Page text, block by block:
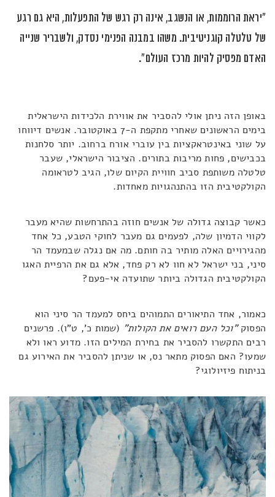
"יראת הרוממות, או הנשגב, אינה רק רגש של התפעלות, היא גם רגע
של טלטלה קוגניטיבית. משהו במבנה הפנימי נסדק, ולשבריר שנייה
האדם מפסיק להיות מרכז העולם".
באופן הזה ניתן אולי להסביר את אווירת הלכידות הישראלית
בימים הראשונים שאחרי מתקפת ה-7 באוקטובר. אנשים דיווחו
על שוני באינטראקציות בין עוברי אורח ברחוב. יותר סלחנות
בכבישים, פחות מריבות בתורים. הציבור הישראלי, שעבר
טלטלה משותפת סביב חוויית הקיום שלו, הגיב לטראומה
הקולקטיבית הזו בהתנהגויות מאחדות.
כאשר קבוצה גדולה של אנשים חוזה בהתרחשות שהיא מעבר
לקווי הדמיון שלה, לפעמים גם מעבר לחוקי הטבע, כל אחד
מהגירויים האלה מותיר בה חותם. מה אם נגלה שבמעמד הר
סיני, בני ישראל לא חוו לא רק פחד, אלא גם את הרפיית האגו
הקולקטיבית הגדולה ביותר שתועדה אי-פעם?
כאמור, אחד התיאורים התמוהים ביחס למעמד הר סיני הוא
הפסוק"וכל העם רואים את הקולות" (שמות כ', ט"ו). פרשנים
רבים התקשרו להסביר את בחירת המילים הזו. מדוע ראו ולא
שמעו? האם הפסוק מתאר נס, או שניתן להסביר את האירוע גם
בניתוח פיזיולוגי?